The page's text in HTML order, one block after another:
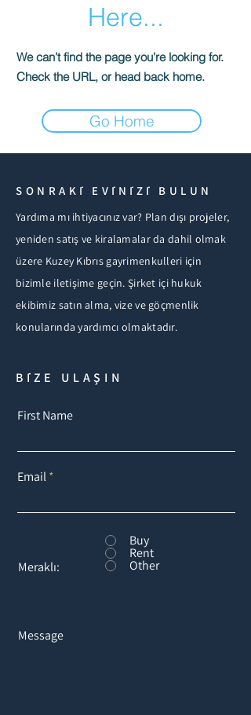
Here...
We can’t find the page you’re looking for.
Check the URL, or head back home.
Go Home
SONRAKİ EVİNİZİ BULUN
Yardıma mı ihtiyacınız var? Plan dışı projeler,
yeniden satış ve kiralamalar da dahil olmak
üzere Kuzey Kıbrıs gayrimenkulleri için
bizimle iletişime geçin. Şirket içi hukuk
ekibimiz satın alma, vize ve göçmenlik
konularında yardımcı olmaktadır.
BİZE ULAŞIN
First Name
Email
Meraklı:
Buy
Rent
Other
Message